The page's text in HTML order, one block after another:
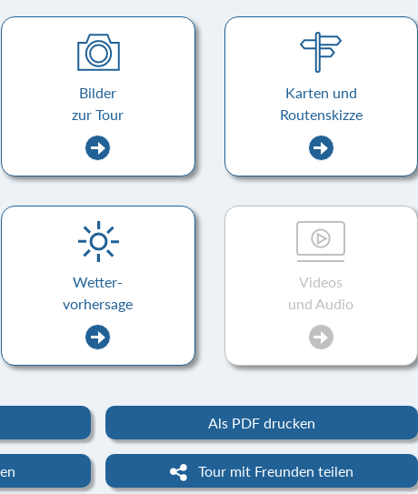
Bilder
zur Tour
Karten und
Routenskizze
Wetter-
vorhersage
Videos
und Audio
Als PDF drucken
Tour mit Freunden teilen